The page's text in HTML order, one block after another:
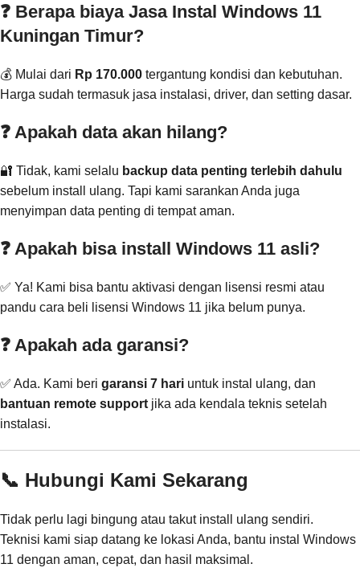
❓ Berapa biaya Jasa Instal Windows 11
Kuningan Timur?
💰 Mulai dari Rp 170.000 tergantung kondisi dan kebutuhan.
Harga sudah termasuk jasa instalasi, driver, dan setting dasar.
❓ Apakah data akan hilang?
🔐 Tidak, kami selalu backup data penting terlebih dahulu
sebelum install ulang. Tapi kami sarankan Anda juga
menyimpan data penting di tempat aman.
❓ Apakah bisa install Windows 11 asli?
✅ Ya! Kami bisa bantu aktivasi dengan lisensi resmi atau
pandu cara beli lisensi Windows 11 jika belum punya.
❓ Apakah ada garansi?
✅ Ada. Kami beri garansi 7 hari untuk instal ulang, dan
bantuan remote support jika ada kendala teknis setelah
instalasi.
📞 Hubungi Kami Sekarang
Tidak perlu lagi bingung atau takut install ulang sendiri.
Teknisi kami siap datang ke lokasi Anda, bantu instal Windows
11 dengan aman, cepat, dan hasil maksimal.